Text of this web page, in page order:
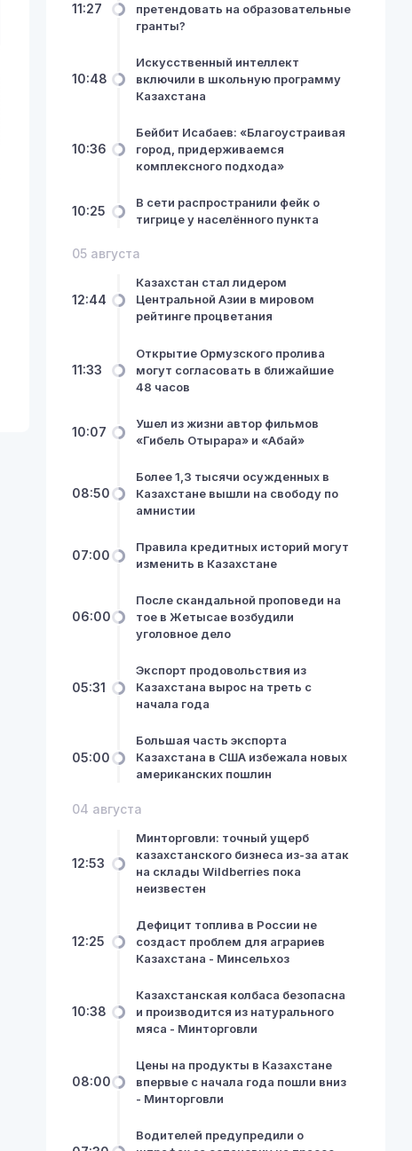
11:27
претендовать на образовательные
гранты?
10:48
Искусственный интеллект
включили в школьную программу
Казахстана
10:36
Бейбит Исабаев: «Благоустраивая
город, придерживаемся
комплексного подхода»
10:25
В сети распространили фейк о
тигрице у населённого пункта
05 августа
12:44
Казахстан стал лидером
Центральной Азии в мировом
рейтинге процветания
11:33
Открытие Ормузского пролива
могут согласовать в ближайшие
48 часов
10:07
Ушел из жизни автор фильмов
«Гибель Отырара» и «Абай»
08:50
Более 1,3 тысячи осужденных в
Казахстане вышли на свободу по
амнистии
07:00
Правила кредитных историй могут
изменить в Казахстане
06:00
После скандальной проповеди на
тое в Жетысае возбудили
уголовное дело
05:31
Экспорт продовольствия из
Казахстана вырос на треть с
начала года
05:00
Большая часть экспорта
Казахстана в США избежала новых
американских пошлин
04 августа
12:53
Минторговли: точный ущерб
казахстанского бизнеса из-за атак
на склады Wildberries пока
неизвестен
12:25
Дефицит топлива в России не
создаст проблем для аграриев
Казахстана - Минсельхоз
10:38
Казахстанская колбаса безопасна
и производится из натурального
мяса - Минторговли
08:00
Цены на продукты в Казахстане
впервые с начала года пошли вниз
- Минторговли
Водителей предупредили о